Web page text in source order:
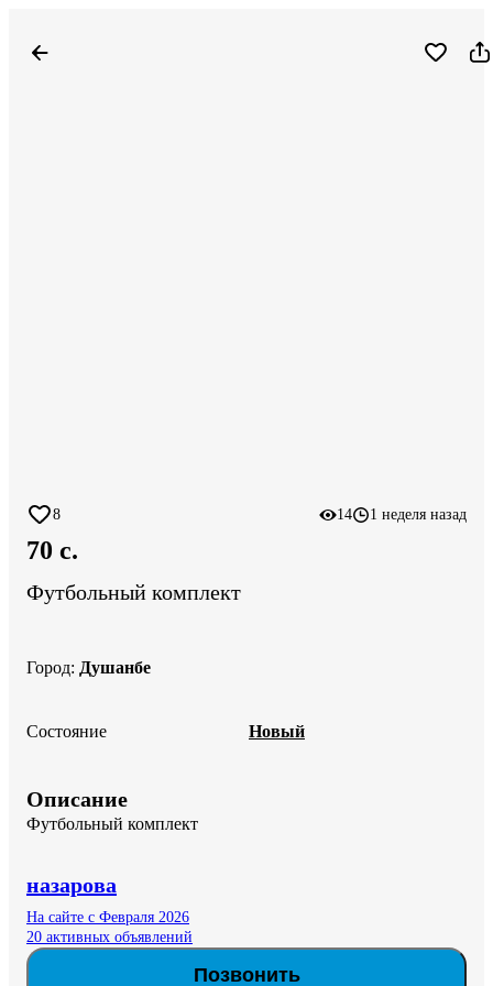
8 14 1 неделя назад
70 c.
Футбольный комплект
Город: Душанбе
Состояние Новый
Описание
Футбольный комплект
назарова
На сайте с Февраля 2026
20 активных объявлений
Позвонить